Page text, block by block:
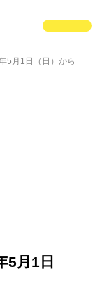
5月1日（日）から
5月1日